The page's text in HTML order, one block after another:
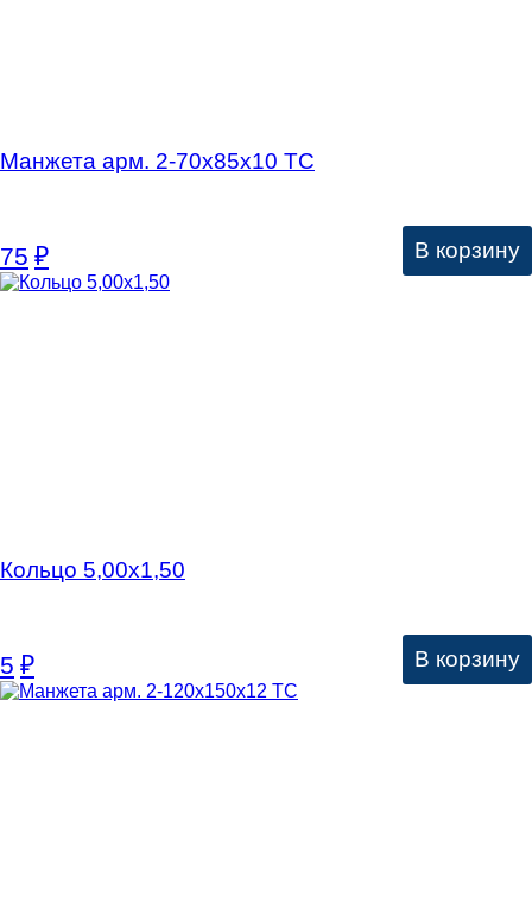
Манжета арм. 2-70х85х10 ТС
75 ₽ В корзину
Кольцо 5,00х1,50
5 ₽ В корзину